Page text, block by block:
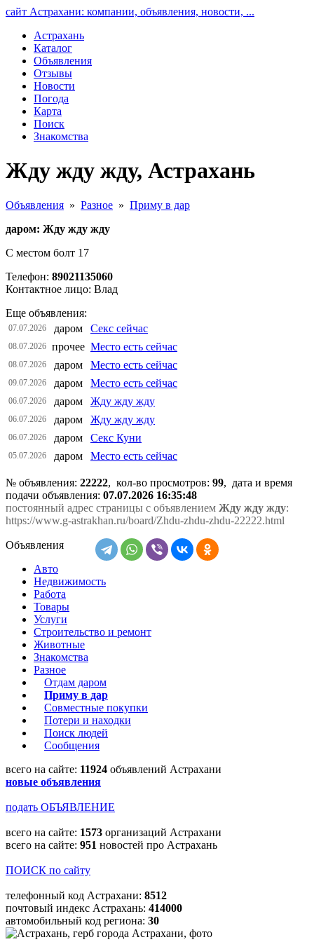
сайт Астрахани: компании, объявления, новости, ...
Астрахань
Каталог
Объявления
Отзывы
Новости
Погода
Карта
Поиск
Знакомства
Жду жду жду, Астрахань
Объявления » Разное » Приму в дар
даром: Жду жду жду
С местом болт 17
Телефон: 89021135060
Контактное лицо: Влад
Еще объявления:
07.07.2026 даром Секс сейчас
08.07.2026 прочее Место есть сейчас
08.07.2026 даром Место есть сейчас
09.07.2026 даром Место есть сейчас
06.07.2026 даром Жду жду жду
06.07.2026 даром Жду жду жду
06.07.2026 даром Секс Куни
05.07.2026 даром Место есть сейчас
№ объявления: 22222, кол-во просмотров: 99, дата и время
подачи объявления: 07.07.2026 16:35:48
постоянный адрес страницы с объявлением Жду жду жду:
https://www.g-astrakhan.ru/board/Zhdu-zhdu-zhdu-22222.html
Объявления
Авто
Недвижимость
Работа
Товары
Услуги
Строительство и ремонт
Животные
Знакомства
Разное
Отдам даром
Приму в дар
Совместные покупки
Потери и находки
Поиск людей
Сообщения
всего на сайте: 11924 объявлений Астрахани
новые объявления
подать ОБЪЯВЛЕНИЕ
всего на сайте: 1573 организаций Астрахани
всего на сайте: 951 новостей про Астрахань
ПОИСК по сайту
телефонный код Астрахани: 8512
почтовый индекс Астрахань: 414000
автомобильный код региона: 30